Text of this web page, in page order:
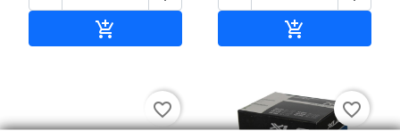
 
favorite_border favorite_border